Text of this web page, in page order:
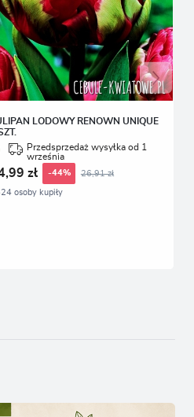
LODOWY RENOWN UNIQUE
Przedsprzedaż wysyłka od 1
września
zł -44% 26,91 zł
osoby kupiły